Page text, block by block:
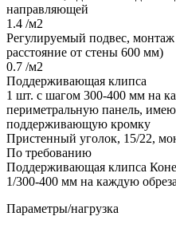
направляющей
1.4 /м2
Регулируемый подвес,
расстояние от стены 600 мм)
0.7 /м2
Поддерживающая клипса
1 шт. с шагом 300-400 мм на
периметральную панель,
поддерживающую кромку
Пристенный уголок, 15/22,
По требованию
Поддерживающая клипса
1/300-400 мм на каждую
Параметры/нагрузка